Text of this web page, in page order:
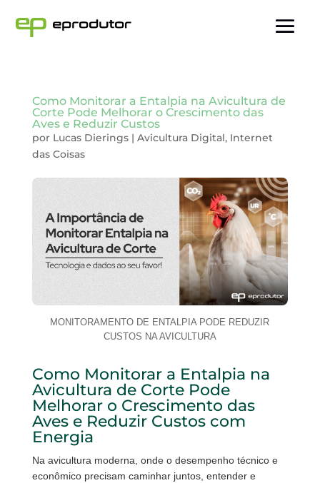
Como Monitorar a Entalpia na Avicultura de
Corte Pode Melhorar o Crescimento das
Aves e Reduzir Custos
por Lucas Dierings| Avicultura Digital, Internet
das Coisas
MONITORAMENTO DE ENTALPIA PODE REDUZIR
CUSTOS NA AVICULTURA
Como Monitorar a Entalpia na
Avicultura de Corte Pode
Melhorar o Crescimento das
Aves e Reduzir Custos com
Energia
Na avicultura moderna, onde o desempenho técnico e
econômico precisam caminhar juntos, entender e